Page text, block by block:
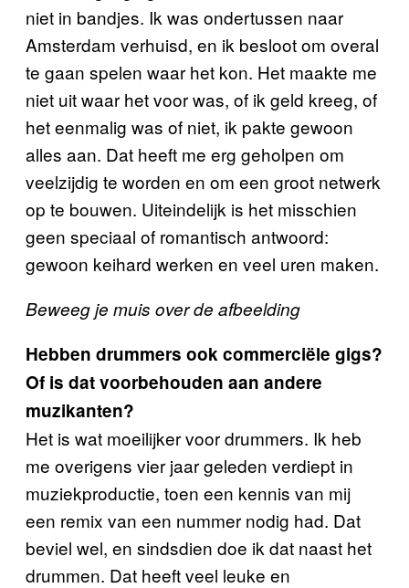
niet in bandjes. Ik was ondertussen naar
Amsterdam verhuisd, en ik besloot om overal
te gaan spelen waar het kon. Het maakte me
niet uit waar het voor was, of ik geld kreeg, of
het eenmalig was of niet, ik pakte gewoon
alles aan. Dat heeft me erg geholpen om
veelzijdig te worden en om een groot netwerk
op te bouwen. Uiteindelijk is het misschien
geen speciaal of romantisch antwoord:
gewoon keihard werken en veel uren maken.
Beweeg je muis over de afbeelding
Hebben drummers ook commerciële gigs?
Of is dat voorbehouden aan andere
muzikanten?
Het is wat moeilijker voor drummers. Ik heb
me overigens vier jaar geleden verdiept in
muziekproductie, toen een kennis van mij
een remix van een nummer nodig had. Dat
beviel wel, en sindsdien doe ik dat naast het
drummen. Dat heeft veel leuke en